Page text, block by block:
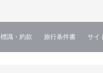
標識・約款 旅行条件書 サイ